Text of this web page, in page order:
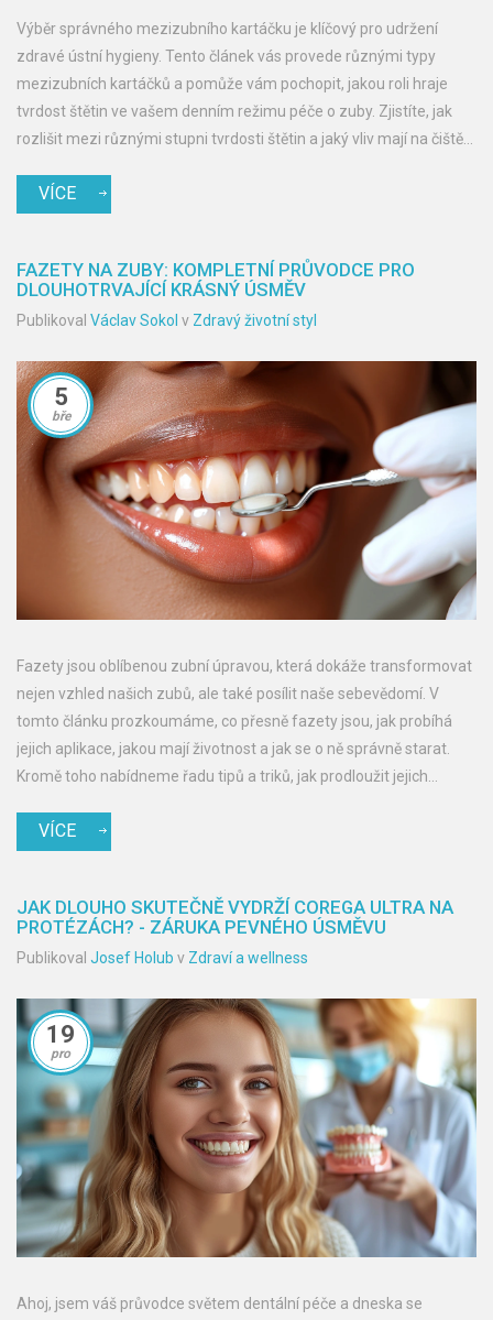
Výběr správného mezizubního kartáčku je klíčový pro udržení
zdravé ústní hygieny. Tento článek vás provede různými typy
mezizubních kartáčků a pomůže vám pochopit, jakou roli hraje
tvrdost štětin ve vašem denním režimu péče o zuby. Zjistíte, jak
rozlišit mezi různými stupni tvrdosti štětin a jaký vliv mají na čištění
vhodného mezizubního kartáčku, který bude vyhovovat právě
VÍCE
FAZETY NA ZUBY: KOMPLETNÍ PRŮVODCE PRO
DLOUHOTRVAJÍCÍ KRÁSNÝ ÚSMĚV
Publikoval Václav Sokol v Zdravý životní styl
5
bře
Fazety jsou oblíbenou zubní úpravou, která dokáže transformovat
nejen vzhled našich zubů, ale také posílit naše sebevědomí. V
tomto článku prozkoumáme, co přesně fazety jsou, jak probíhá
jejich aplikace, jakou mají životnost a jak se o ně správně starat.
Kromě toho nabídneme řadu tipů a triků, jak prodloužit jejich
VÍCE
JAK DLOUHO SKUTEČNĚ VYDRŽÍ COREGA ULTRA NA
PROTÉZÁCH? - ZÁRUKA PEVNÉHO ÚSMĚVU
Publikoval Josef Holub v Zdraví a wellness
19
pro
Ahoj, jsem váš průvodce světem dentální péče a dneska se